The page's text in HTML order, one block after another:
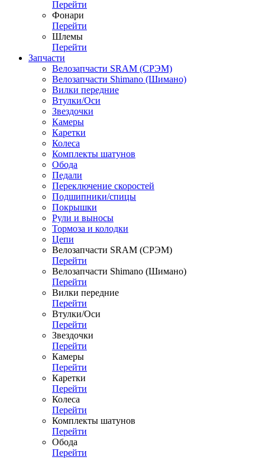
Перейти
Фонари
Перейти
Шлемы
Перейти
Запчасти
Велозапчасти SRAM (СРЭМ)
Велозапчасти Shimano (Шимано)
Вилки передние
Втулки/Оси
Звездочки
Камеры
Каретки
Колеса
Комплекты шатунов
Обода
Педали
Переключение скоростей
Подшипники/спицы
Покрышки
Рули и выносы
Тормоза и колодки
Цепи
Велозапчасти SRAM (СРЭМ)
Перейти
Велозапчасти Shimano (Шимано)
Перейти
Вилки передние
Перейти
Втулки/Оси
Перейти
Звездочки
Перейти
Камеры
Перейти
Каретки
Перейти
Колеса
Перейти
Комплекты шатунов
Перейти
Обода
Перейти